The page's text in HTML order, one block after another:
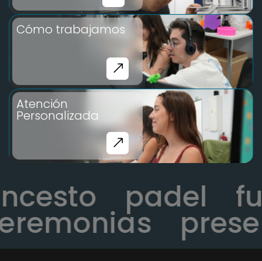
Cómo trabajamos
Atención
Personalizada
padel